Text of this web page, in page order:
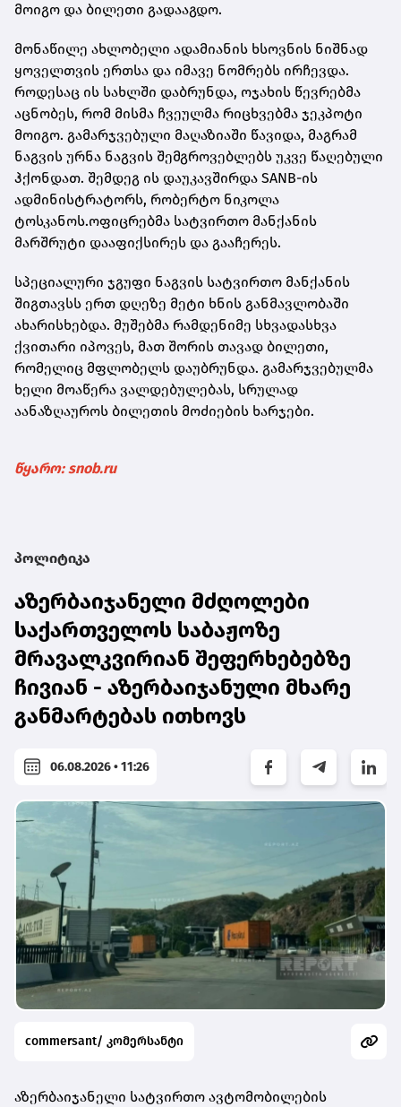
მოიგო და ბილეთი გადააგდო.
მონაწილე ახლობელი ადამიანის ხსოვნის ნიშნად
ყოველთვის ერთსა და იმავე ნომრებს ირჩევდა.
როდესაც ის სახლში დაბრუნდა, ოჯახის წევრებმა
აცნობეს, რომ მისმა ჩვეულმა რიცხვებმა ჯეკპოტი
მოიგო. გამარჯვებული მაღაზიაში წავიდა, მაგრამ
ნაგვის ურნა ნაგვის შემგროვებლებს უკვე წაღებული
ჰქონდათ. შემდეგ ის დაუკავშირდა SANB-ის
ადმინისტრატორს, რობერტო ნიკოლა
ტოსკანოს.ოფიცრებმა სატვირთო მანქანის
მარშრუტი დააფიქსირეს და გააჩერეს.
სპეციალური ჯგუფი ნაგვის სატვირთო მანქანის
შიგთავსს ერთ დღეზე მეტი ხნის განმავლობაში
ახარისხებდა. მუშებმა რამდენიმე სხვადასხვა
ქვითარი იპოვეს, მათ შორის თავად ბილეთი,
რომელიც მფლობელს დაუბრუნდა. გამარჯვებულმა
ხელი მოაწერა ვალდებულებას, სრულად
აანაზღაუროს ბილეთის მოძიების ხარჯები.
წყარო: snob.ru
პოლიტიკა
აზერბაიჯანელი მძღოლები
საქართველოს საბაჟოზე
მრავალკვირიან შეფერხებებზე
ჩივიან - აზერბაიჯანული მხარე
განმარტებას ითხოვს
06.08.2026 • 11:26
commersant/ კომერსანტი
აზერბაიჯანელი სატვირთო ავტომობილების